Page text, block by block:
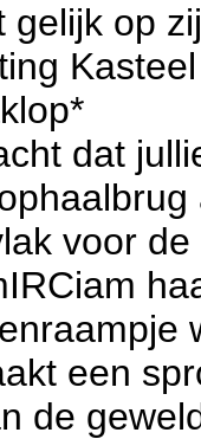
gelijk op
dat
voor
een
de